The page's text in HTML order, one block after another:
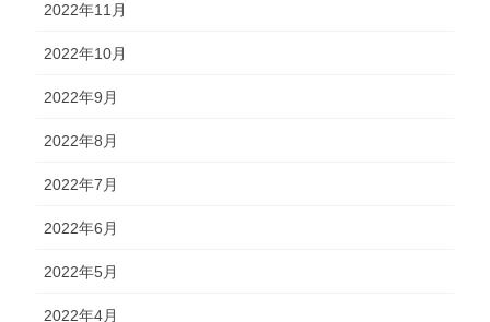
2022年11月
2022年10月
2022年9月
2022年8月
2022年7月
2022年6月
2022年5月
2022年4月